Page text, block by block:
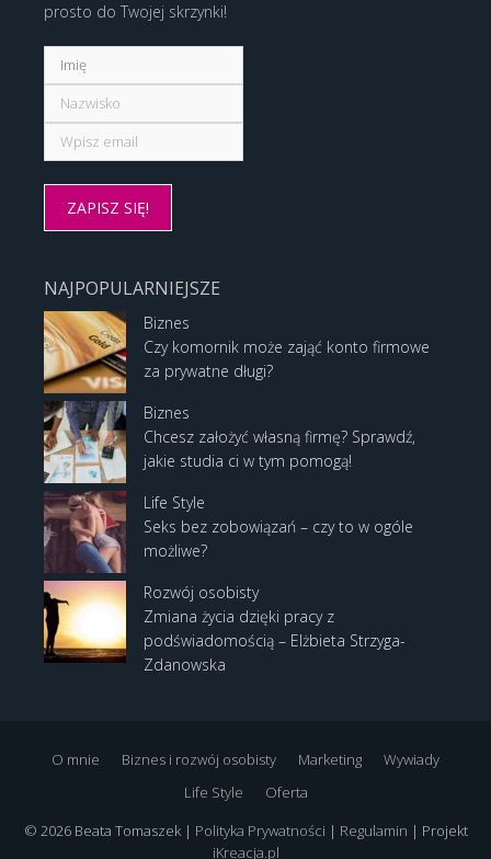
prosto do Twojej skrzynki!
NAJPOPULARNIEJSZE
Biznes
Czy komornik może zająć konto firmowe
za prywatne długi?
Biznes
Chcesz założyć własną firmę? Sprawdź,
jakie studia ci w tym pomogą!
Life Style
Seks bez zobowiązań – czy to w ogóle
możliwe?
Rozwój osobisty
Zmiana życia dzięki pracy z
podświadomością – Elżbieta Strzyga-
Zdanowska
O mnie Biznes i rozwój osobisty Marketing
Wywiady
Life Style
Oferta
© 2026 Beata Tomaszek | Polityka Prywatności | Regulamin | Projekt
iKreacja.pl